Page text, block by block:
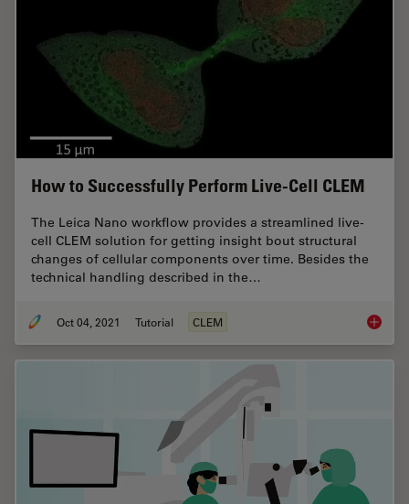
How to Successfully Perform Live-Cell CLEM
The Leica Nano workflow provides a streamlined live-
cell CLEM solution for getting insight bout structural
changes of cellular components over time. Besides the
technical handling described in the…
Oct 04, 2021 Tutorial CLEM How to